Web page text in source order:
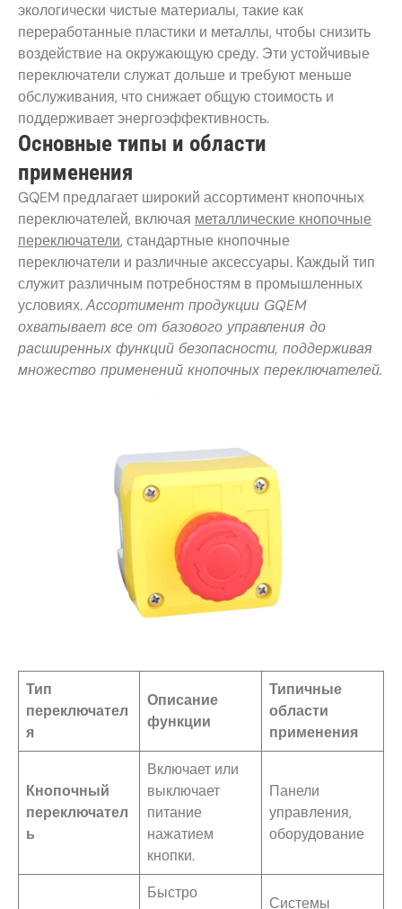
экологически чистые материалы, такие как
переработанные пластики и металлы, чтобы снизить
воздействие на окружающую среду. Эти устойчивые
переключатели служат дольше и требуют меньше
обслуживания, что снижает общую стоимость и
поддерживает энергоэффективность.
Основные типы и области
применения
GQEM предлагает широкий ассортимент кнопочных
переключателей, включая металлические кнопочные
переключатели, стандартные кнопочные
переключатели и различные аксессуары. Каждый тип
служит различным потребностям в промышленных
условиях.Ассортимент продукции GQEM
охватывает все от базового управления до
расширенных функций безопасности, поддерживая
множество применений кнопочных переключателей.
Тип
переключател
я
Описание
функции
Типичные
области
применения
Кнопочный
переключател
ь
Включает или
выключает
питание
нажатием
кнопки.
Панели
управления,
оборудование
Быстро
Системы